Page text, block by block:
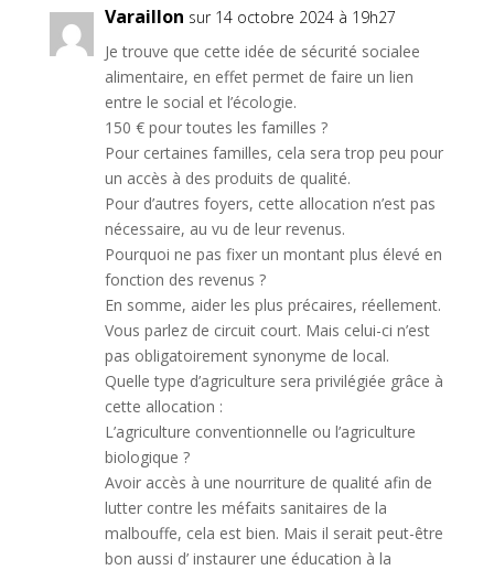
Varaillon sur 14 octobre 2024 à 19h27
Je trouve que cette idée de sécurité socialee
alimentaire, en effet permet de faire un lien
entre le social et l’écologie.
150 € pour toutes les familles ?
Pour certaines familles, cela sera trop peu pour
un accès à des produits de qualité.
Pour d’autres foyers, cette allocation n’est pas
nécessaire, au vu de leur revenus.
Pourquoi ne pas fixer un montant plus élevé en
fonction des revenus ?
En somme, aider les plus précaires, réellement.
Vous parlez de circuit court. Mais celui-ci n’est
pas obligatoirement synonyme de local.
Quelle type d’agriculture sera privilégiée grâce à
cette allocation :
L’agriculture conventionnelle ou l’agriculture
biologique ?
Avoir accès à une nourriture de qualité afin de
lutter contre les méfaits sanitaires de la
malbouffe, cela est bien. Mais il serait peut-être
bon aussi d’ instaurer une éducation à la